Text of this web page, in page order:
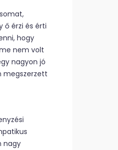
ő érzi és érti
hogy
nem volt
nagyon jó
megszerzett
nagy